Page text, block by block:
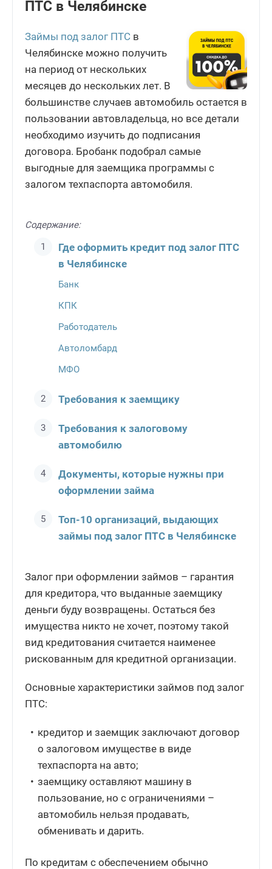
ПТС в Челябинске
Займы под залог ПТС в
Челябинске можно получить
на период от нескольких
месяцев до нескольких лет. В
большинстве случаев автомобиль остается в
пользовании автовладельца, но все детали
необходимо изучить до подписания
договора. Бробанк подобрал самые
выгодные для заемщика программы с
залогом техпаспорта автомобиля.
Содержание:
Где оформить кредит под залог ПТС
в Челябинске
Банк
КПК
Работодатель
Автоломбард
МФО
Требования к заемщику
Требования к залоговому
автомобилю
Документы, которые нужны при
оформлении займа
Топ-10 организаций, выдающих
займы под залог ПТС в Челябинске
Залог при оформлении займов – гарантия
для кредитора, что выданные заемщику
деньги буду возвращены. Остаться без
имущества никто не хочет, поэтому такой
вид кредитования считается наименее
рискованным для кредитной организации.
Основные характеристики займов под залог
ПТС:
кредитор и заемщик заключают договор
о залоговом имуществе в виде
техпаспорта на авто;
заемщику оставляют машину в
пользование, но с ограничениями –
автомобиль нельзя продавать,
обменивать и дарить.
По кредитам с обеспечением обычно